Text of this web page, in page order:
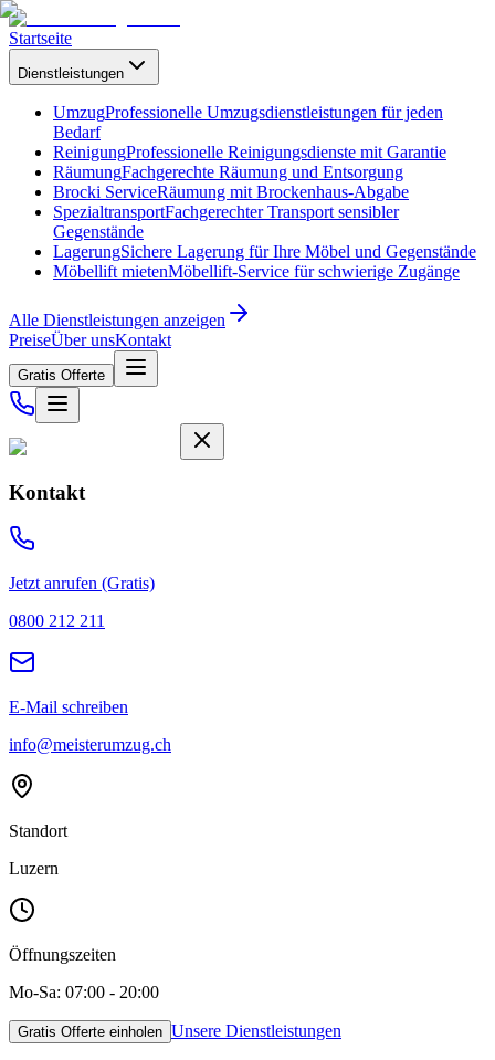
Startseite
Dienstleistungen
UmzugProfessionelle Umzugsdienstleistungen für jeden
Bedarf
ReinigungProfessionelle Reinigungsdienste mit Garantie
RäumungFachgerechte Räumung und Entsorgung
Brocki ServiceRäumung mit Brockenhaus-Abgabe
SpezialtransportFachgerechter Transport sensibler
Gegenstände
LagerungSichere Lagerung für Ihre Möbel und Gegenstände
Möbellift mietenMöbellift-Service für schwierige Zugänge
Alle Dienstleistungen anzeigen
PreiseÜber unsKontakt
Gratis Offerte
Kontakt
Jetzt anrufen (Gratis)
0800 212 211
E-Mail schreiben
info@meisterumzug.ch
Standort
Luzern
Öffnungszeiten
Mo-Sa: 07:00 - 20:00
Gratis Offerte einholen Unsere Dienstleistungen